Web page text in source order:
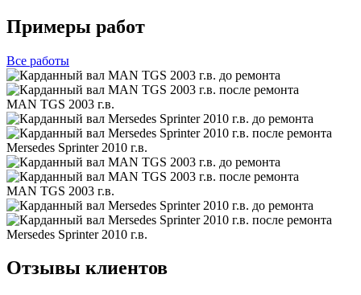
Примеры работ
Все работы
MAN TGS 2003 г.в.
Mersedes Sprinter 2010 г.в.
MAN TGS 2003 г.в.
Mersedes Sprinter 2010 г.в.
Отзывы клиентов